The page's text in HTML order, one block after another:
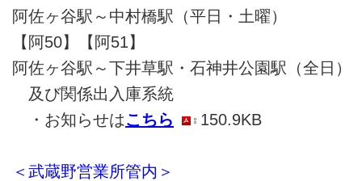
阿佐ヶ谷駅～中村橋駅（平日・土曜）
【阿50】【阿51】
阿佐ヶ谷駅～下井草駅・石神井公園駅（全日）
及び関係出入庫系統
・お知らせはこちら 150.9KB
＜武蔵野営業所管内＞